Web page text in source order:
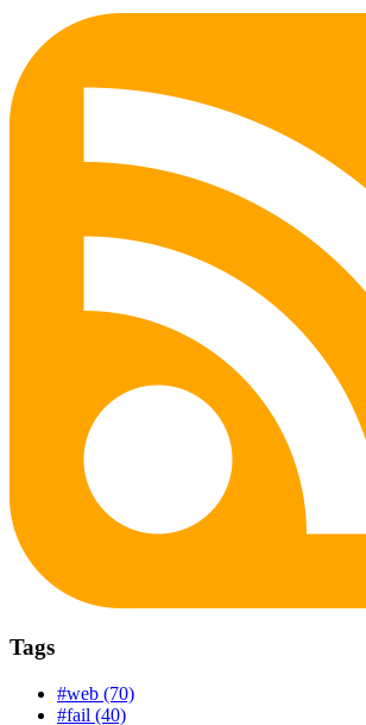
Tags
#web (70)
#fail (40)